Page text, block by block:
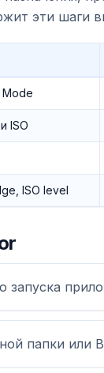
эти шаги
Mode
ISO
ISO level
запуска
папки или